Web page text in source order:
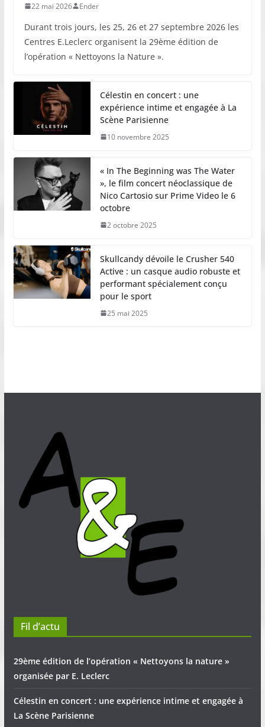
22 mai 2026 Ender
Durant trois jours, les 25, 26 et 27 septembre 2026 les
Centres E.Leclerc organisent la 29ème édition de
l’opération « Nettoyons la Nature ».
Célestin en concert : une
expérience intime et engagée à La
Scène Parisienne
10 novembre 2025
« In The Beginning was The Water
», le film concert néoclassique de
Nico Cartosio sur Prime Video le 6
octobre
2 octobre 2025
Skullcandy dévoile le Crusher 540
Active : un casque audio robuste et
performant spécialement conçu
pour le sport
25 mai 2025
Fil d’actu
29ème édition de l’opération « Nettoyons la nature »
organisée par E. Leclerc
Célestin en concert : une expérience intime et engagée à
La Scène Parisienne